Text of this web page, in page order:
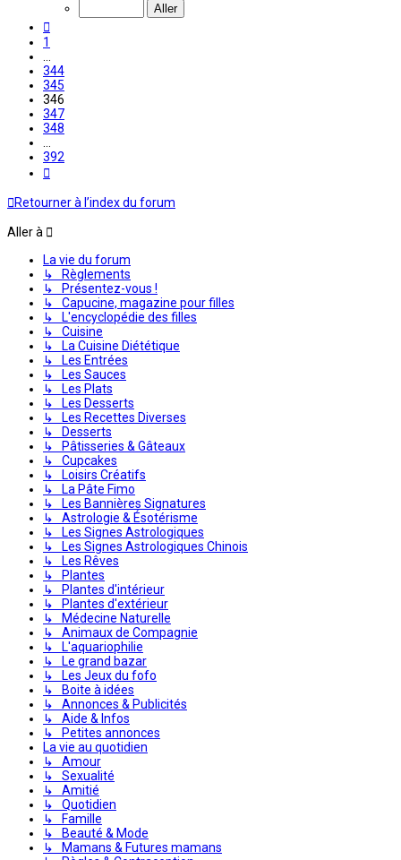
1
344
345
346
347
348
392
Retourner à l’index du forum
Aller à
La vie du forum
↳ Règlements
↳ Présentez-vous !
↳ Capucine, magazine pour filles
↳ L'encyclopédie des filles
↳ Cuisine
↳ La Cuisine Diététique
↳ Les Entrées
↳ Les Sauces
↳ Les Plats
↳ Les Desserts
↳ Les Recettes Diverses
↳ Desserts
↳ Pâtisseries & Gâteaux
↳ Cupcakes
↳ Loisirs Créatifs
↳ La Pâte Fimo
↳ Les Bannières Signatures
↳ Astrologie & Ésotérisme
↳ Les Signes Astrologiques
↳ Les Signes Astrologiques Chinois
↳ Les Rêves
↳ Plantes
↳ Plantes d'intérieur
↳ Plantes d'extérieur
↳ Médecine Naturelle
↳ Animaux de Compagnie
↳ L'aquariophilie
↳ Le grand bazar
↳ Les Jeux du fofo
↳ Boite à idées
↳ Annonces & Publicités
↳ Aide & Infos
↳ Petites annonces
La vie au quotidien
↳ Amour
↳ Sexualité
↳ Amitié
↳ Quotidien
↳ Famille
↳ Beauté & Mode
↳ Mamans & Futures mamans